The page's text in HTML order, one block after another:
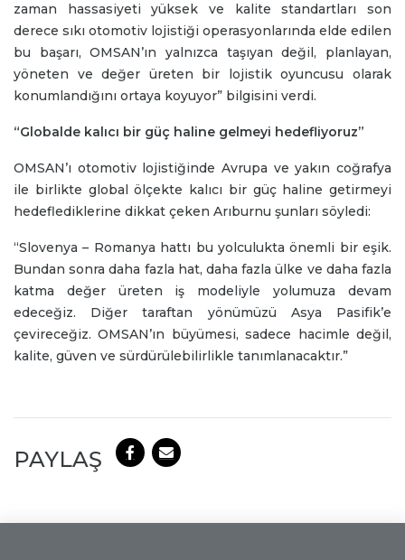
zaman hassasiyeti yüksek ve kalite standartları son
derece sıkı otomotiv lojistiği operasyonlarında elde edilen
bu başarı, OMSAN’ın yalnızca taşıyan değil, planlayan,
yöneten ve değer üreten bir lojistik oyuncusu olarak
konumlandığını ortaya koyuyor” bilgisini verdi.
“Globalde kalıcı bir güç haline gelmeyi hedefliyoruz”
OMSAN’ı otomotiv lojistiğinde Avrupa ve yakın coğrafya
ile birlikte global ölçekte kalıcı bir güç haline getirmeyi
hedeflediklerine dikkat çeken Arıburnu şunları söyledi:
“Slovenya – Romanya hattı bu yolculukta önemli bir eşik.
Bundan sonra daha fazla hat, daha fazla ülke ve daha fazla
katma değer üreten iş modeliyle yolumuza devam
edeceğiz. Diğer taraftan yönümüzü Asya Pasifik’e
çevireceğiz. OMSAN’ın büyümesi, sadece hacimle değil,
kalite, güven ve sürdürülebilirlikle tanımlanacaktır.”
PAYLAŞ